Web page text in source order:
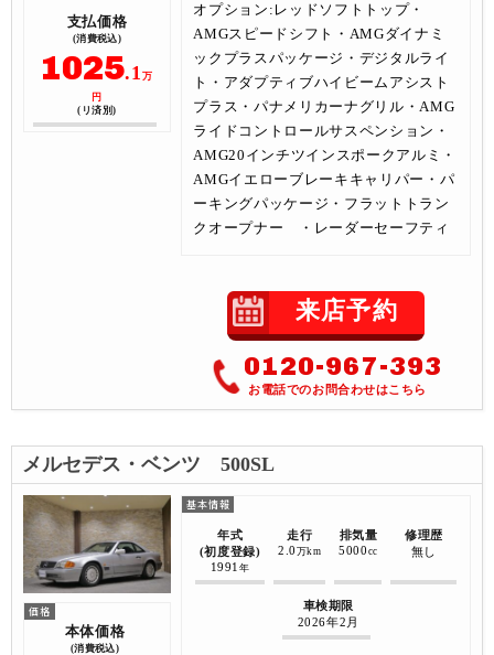
支払価格
(消費税込)
1025.1万
円
(リ済別)
オプション:レッドソフトトップ・
AMGスピードシフト・AMGダイナミ
ックプラスパッケージ・デジタルライ
ト・アダプティブハイビームアシスト
プラス・パナメリカーナグリル・AMG
ライドコントロールサスペンション・
AMG20インチツインスポークアルミ・
AMGイエローブレーキキャリパー・パ
ーキングパッケージ・フラットトラン
クオープナー ・レーダーセーフティ
来店予約
0120-967-393
お電話でのお問合わせはこちら
メルセデス・ベンツ 500SL
本体価格
(消費税込)
年式
(初度登録)
1991 年
走行
2.0 万km
排気量
5000 cc
修理歴
無し
車検期限
2026年2月